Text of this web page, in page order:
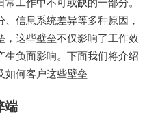
工作中不可或缺的一部分。
信息系统差异等多种原因，
，这些壁垒不仅影响了工作效
生负面影响。下面我们将介绍
如何客户这些壁垒
端